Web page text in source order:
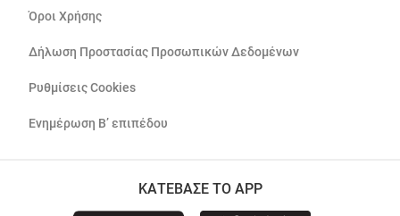
Όροι Χρήσης
Δήλωση Προστασίας Προσωπικών Δεδομένων
Ρυθμίσεις Cookies
Ενημέρωση Β’ επιπέδου
ΚΑΤΕΒΑΣΕ ΤΟ APP